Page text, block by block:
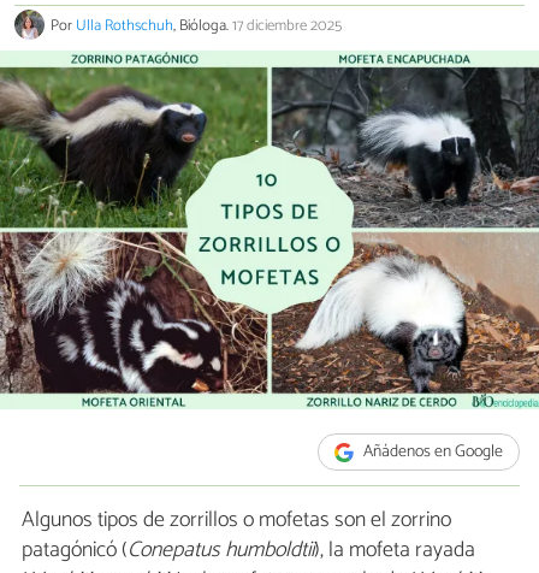
PorUlla Rothschuh, Bióloga.17 diciembre 2025
Añádenos en Google
Algunos tipos de zorrillos o mofetas son el zorrino
patagónicó (Conepatus humboldtii), la mofeta rayada